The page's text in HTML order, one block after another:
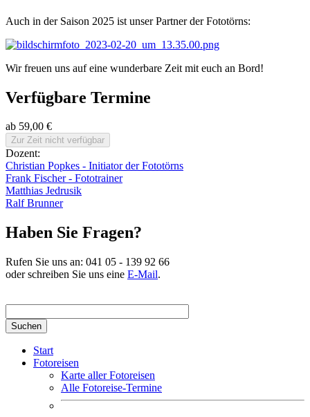
Auch in der Saison 2025 ist unser Partner der Fototörns:
Wir freuen uns auf eine wunderbare Zeit mit euch an Bord!
Verfügbare Termine
ab 59,00 €
Dozent:
Christian Popkes - Initiator der Fototörns
Frank Fischer - Fototrainer
Matthias Jedrusik
Ralf Brunner
Haben Sie Fragen?
Rufen Sie uns an: 041 05 - 139 92 66
oder schreiben Sie uns eine E-Mail.
Start
Fotoreisen
Karte aller Fotoreisen
Alle Fotoreise-Termine